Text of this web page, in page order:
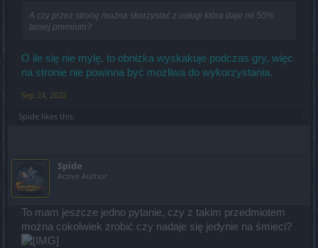
A czy przez stronę można skorzystać z usługi która daje mi 50%
taniej premium?
O ile się nie mylę, to obniżka wyskakuje podczas gry, więc
na stronie nie powinna być możliwa do wykorzystania.
Sep 24, 2022
Spide likes this.
Spide
Active Author
To mam jeszcze jedno pytanie, czy z takim przedmiotem
można cokolwiek zrobić czy nadaje się jedynie na śmieci?